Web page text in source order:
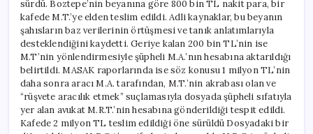
sürdü. Boztepe’nin beyanına göre 800 bin TL nakit para, bir
kafede M.T.’ye elden teslim edildi. Adli kaynaklar, bu beyanın
şahısların baz verilerinin örtüşmesi ve tanık anlatımlarıyla
desteklendiğini kaydetti. Geriye kalan 200 bin TL’nin ise
M.T’nin yönlendirmesiyle şüpheli M.A.’nın hesabına aktarıldığı
belirtildi. MASAK raporlarında ise söz konusu 1 milyon TL’nin
daha sonra aracı M.A. tarafından, M.T.’nin akrabası olan ve
“rüşvete aracılık etmek” suçlamasıyla dosyada şüpheli sıfatıyla
yer alan avukat M.R.T.’nin hesabına gönderildiği tespit edildi.
Kafede 2 milyon TL teslim edildiği öne sürüldü Dosyadaki bir